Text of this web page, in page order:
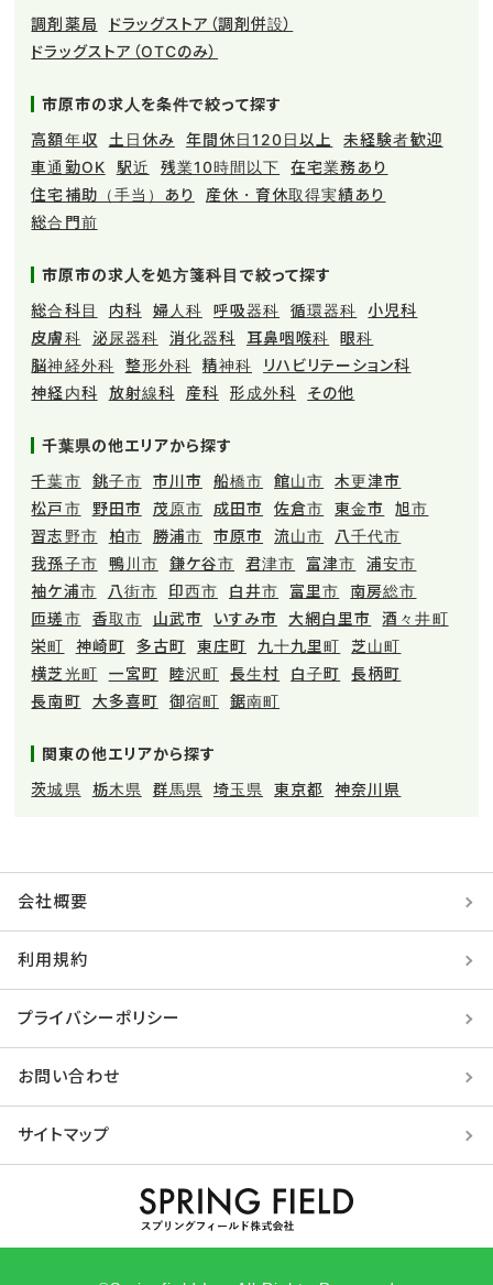
調剤薬局
ドラッグストア（調剤併設）
ドラッグストア（OTCのみ）
市原市の求人を条件で絞って探す
高額年収
土日休み 年間休日120日以上
未経験者歓迎
車通勤OK
駅近 残業10時間以下
在宅業務あり
住宅補助（手当）あり
産休・育休取得実績あり
総合門前
市原市の求人を処方箋科目で絞って探す
総合科目
内科 婦人科 呼吸器科 循環器科
小児科
皮膚科
泌尿器科 消化器科 耳鼻咽喉科
眼科
脳神経外科
整形外科 精神科
リハビリテーション科
神経内科
放射線科 産科 形成外科 その他
千葉県の他エリアから探す
千葉市
銚子市 市川市 船橋市 館山市
木更津市
松戸市
野田市 茂原市 成田市 佐倉市 東金市
旭市
習志野市
柏市 勝浦市 市原市 流山市
八千代市
我孫子市
鴨川市 鎌ケ谷市 君津市 富津市
浦安市
袖ケ浦市
八街市 印西市 白井市 富里市
南房総市
匝瑳市
香取市 山武市 いすみ市 大網白里市
酒々井町
栄町
神崎町 多古町 東庄町 九十九里町
芝山町
横芝光町
一宮町 睦沢町 長生村 白子町
長柄町
長南町
大多喜町 御宿町 鋸南町
関東の他エリアから探す
茨城県
栃木県 群馬県 埼玉県 東京都 神奈川県
会社概要
利用規約
プライバシーポリシー
お問い合わせ
サイトマップ